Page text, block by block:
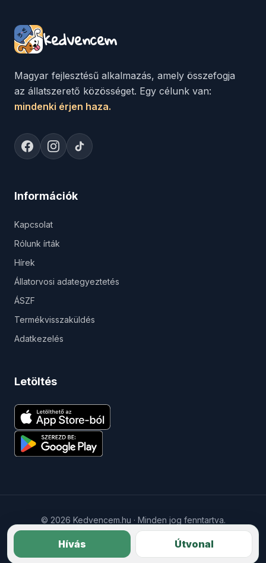
Hívás Útvonal
kedvencem
Magyar fejlesztésű alkalmazás, amely összefogja
az állatszerető közösséget. Egy célunk van:
mindenki érjen haza.
Információk
Kapcsolat
Rólunk írták
Hírek
Állatorvosi adategyeztetés
ÁSZF
Termékvisszaküldés
Adatkezelés
Letöltés
© 2026 Kedvencem.hu · Minden jog fenntartva.
GyermekvédelemImpresszum